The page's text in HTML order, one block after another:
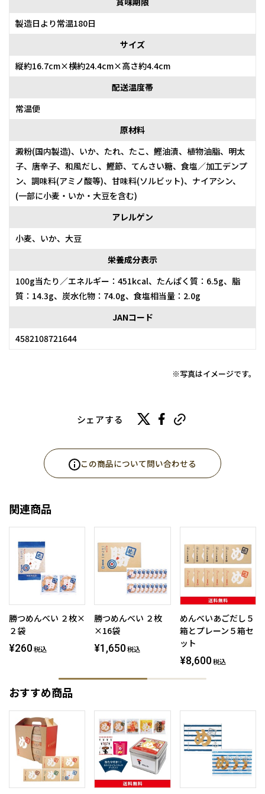
製造日より常温180日
サイズ
縦約16.7cm×横約24.4cm×高さ約4.4cm
配送温度帯
常温便
原材料
澱粉(国内製造)、いか、たれ、たこ、鰹油漬、植物油脂、明太
子、唐辛子、和風だし、鰹節、てんさい糖、食塩／加工デンプ
ン、調味料(アミノ酸等)、甘味料(ソルビット)、ナイアシン、
(一部に小麦・いか・大豆を含む)
アレルゲン
小麦、いか、大豆
栄養成分表示
100g当たり／エネルギー：451kcal、たんぱく質：6.5g、脂
質：14.3g、炭水化物：74.0g、食塩相当量：2.0g
JANコード
4582108721644
※写真はイメージです。
シェアする
この商品について問い合わせる
関連商品
勝つめんべい ２枚×
２袋
¥260 税込
勝つめんべい ２枚
×16袋
¥1,650 税込
めんべいあごだし５
箱とプレーン５箱セ
ット
¥8,600 税込
おすすめ商品